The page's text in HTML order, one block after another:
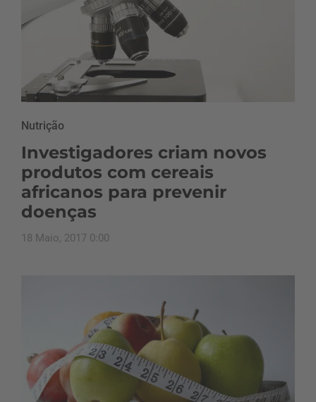
Nutrição
Investigadores criam novos
produtos com cereais
africanos para prevenir
doenças
18 Maio, 2017 0:00